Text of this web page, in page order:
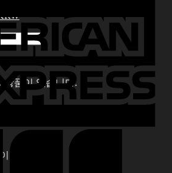
상품이 없습니다.
없습니다.